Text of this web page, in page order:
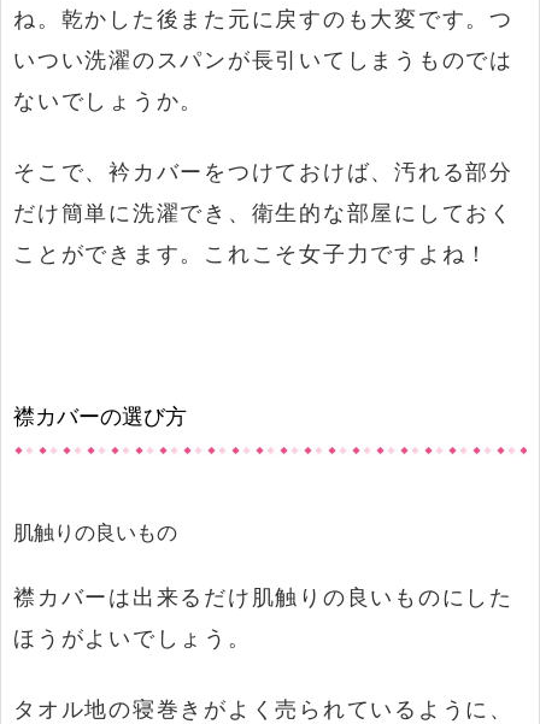
ね。乾かした後また元に戻すのも大変です。つ
いつい洗濯のスパンが長引いてしまうものでは
ないでしょうか。
そこで、衿カバーをつけておけば、汚れる部分
だけ簡単に洗濯でき、衛生的な部屋にしておく
ことができます。これこそ女子力ですよね！
襟カバーの選び方
肌触りの良いもの
襟カバーは出来るだけ肌触りの良いものにした
ほうがよいでしょう。
タオル地の寝巻きがよく売られているように、